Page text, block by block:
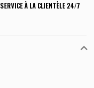
SERVICE À LA CLIENTÈLE ​​24/7